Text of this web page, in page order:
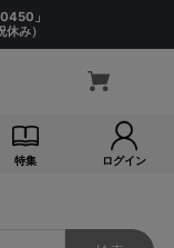
」
み）
特集 ログイン